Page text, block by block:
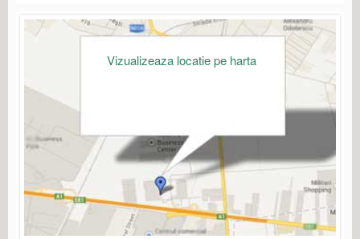
Vizualizeaza locatie pe harta